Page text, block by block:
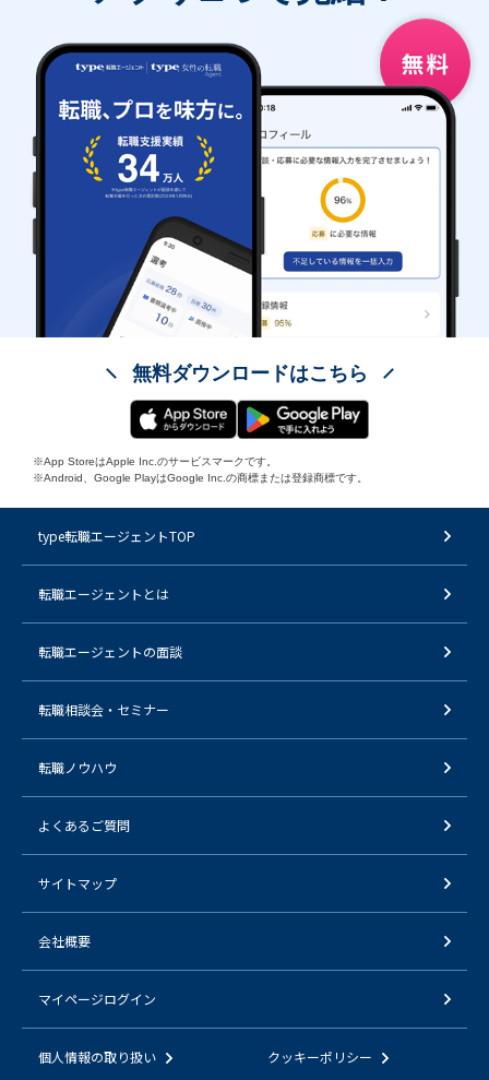
無料ダウンロードはこちら
※App StoreはApple Inc.のサービスマークです。
※Android、Google PlayはGoogle Inc.の商標または登録商標です。
type転職エージェントTOP
転職エージェントとは
転職エージェントの面談
転職相談会・セミナー
転職ノウハウ
よくあるご質問
サイトマップ
会社概要
マイページログイン
個人情報の取り扱い クッキーポリシー